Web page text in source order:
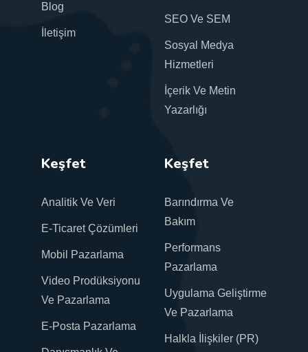
Blog
İletişim
SEO Ve SEM
Sosyal Medya
Hizmetleri
İçerik Ve Metin
Yazarlığı
Keşfet
Analitik Ve Veri
E-Ticaret Çözümleri
Mobil Pazarlama
Video Prodüksiyonu
Ve Pazarlama
E-Posta Pazarlama
Keşfet
Barındırma Ve
Bakım
Performans
Pazarlama
Uygulama Geliştirme
Ve Pazarlama
Halkla İlişkiler (PR)